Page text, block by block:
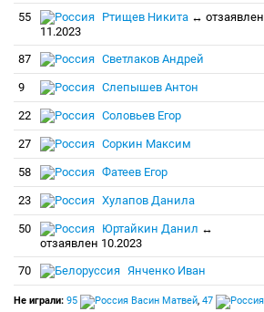
55 Ртищев Никита ↔ отзаявлен
11.2023
87 Светлаков Андрей
9 Слепышев Антон
22 Соловьев Егор
27 Соркин Максим
58 Фатеев Егор
23 Хулапов Данила
50 Юртайкин Данил ↔
отзаявлен 10.2023
70 Янченко Иван
Не играли: 95 Васин Матвей, 47